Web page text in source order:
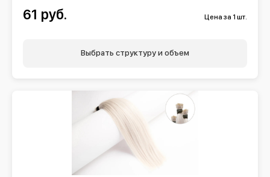
61 руб. Цена за 1 шт.
Выбрать структуру и объем